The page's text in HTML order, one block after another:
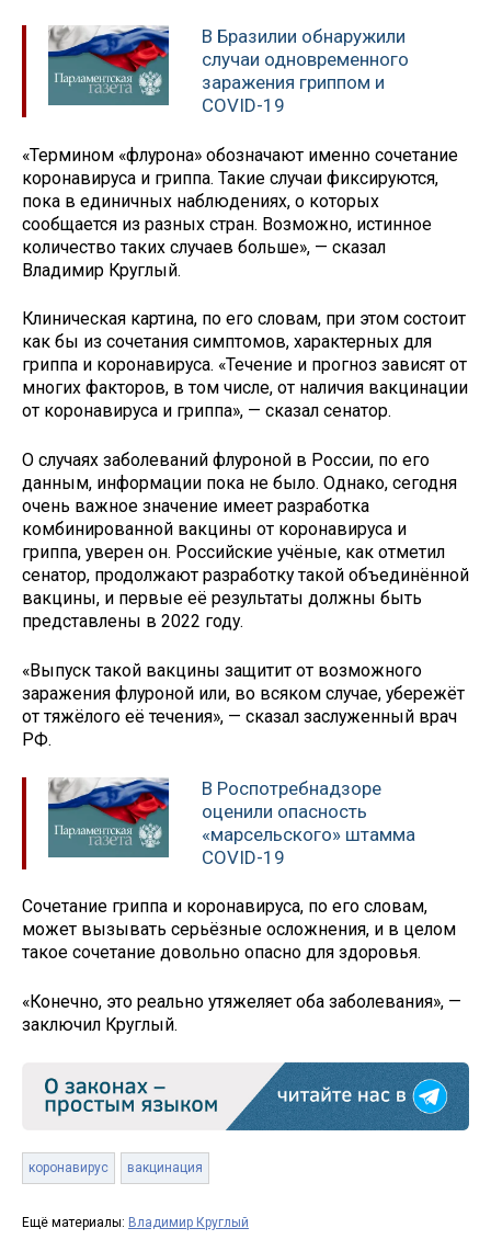
В Бразилии обнаружили
случаи одновременного
заражения гриппом и
COVID-19
«Термином «флурона» обозначают именно сочетание
коронавируса и гриппа. Такие случаи фиксируются,
пока в единичных наблюдениях, о которых
сообщается из разных стран. Возможно, истинное
количество таких случаев больше», — сказал
Владимир Круглый.
Клиническая картина, по его словам, при этом состоит
как бы из сочетания симптомов, характерных для
гриппа и коронавируса. «Течение и прогноз зависят от
многих факторов, в том числе, от наличия вакцинации
от коронавируса и гриппа», — сказал сенатор.
О случаях заболеваний флуроной в России, по его
данным, информации пока не было. Однако, сегодня
очень важное значение имеет разработка
комбинированной вакцины от коронавируса и
гриппа, уверен он. Российские учёные, как отметил
сенатор, продолжают разработку такой объединённой
вакцины, и первые её результаты должны быть
представлены в 2022 году.
«Выпуск такой вакцины защитит от возможного
заражения флуроной или, во всяком случае, убережёт
от тяжёлого её течения», — сказал заслуженный врач
РФ.
В Роспотребнадзоре
оценили опасность
«марсельского» штамма
COVID-19
Сочетание гриппа и коронавируса, по его словам,
может вызывать серьёзные осложнения, и в целом
такое сочетание довольно опасно для здоровья.
«Конечно, это реально утяжеляет оба заболевания», —
заключил Круглый.
коронавирус вакцинация
Ещё материалы: Владимир Круглый